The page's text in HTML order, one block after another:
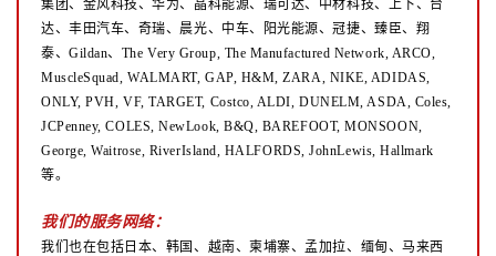
集团、金风科技、华为、晶科能源、瑞可达、中材科技、上下、台
达、丰田汽车、奇瑞、晨光、中车、阳光能源、冠捷、臻臣、翔
泰、Gildan、The Very Group, The Manufactured Network, ARCO,
MuscleSquad, WALMART, GAP, H&M, ZARA, NIKE, ADIDAS,
ONLY, PVH, VF, TARGET, Costco, ALDI, DUNELM, ASDA, Coles,
JCPenney, COLES, NewLook, B&Q, BAREFOOT, MONSOON,
George, Waitrose, RiverIsland, HALFORDS, JohnLewis, Hallmark
等。
我们的服务网络：
我们也在包括日本、韩国、越南、柬埔寨、孟加拉、缅甸、马来西